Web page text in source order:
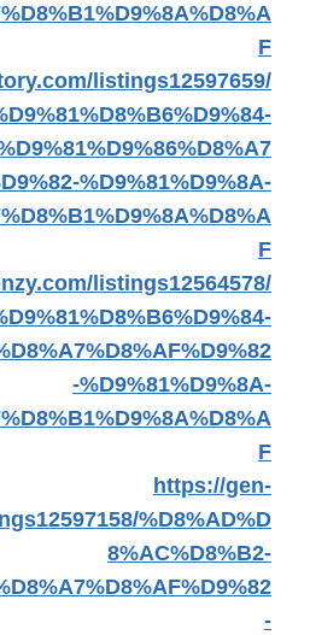
F
listings12597659/
%D9%81%D9%8A-
F
listings12564578/
-%D9%81%D9%8A-
F
https://gen-
%D8%AD%D
8%AC%D8%B2-
-